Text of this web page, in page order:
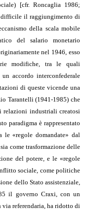
[cfr. Roncaglia 1986;
il raggiungimento di
della scala mobile
del salario monetario
nel 1946, esso
modifiche, tra le quali
accordo interconfederale
di queste vicende una
Tarantelli (1941-1985) che
relazioni industriali creatosi
paradigma è rappresentato
le «regole domandate» dal
come trasformazione delle
del potere, e le «regole
sociale, come politiche
dello Stato assistenziale,
il governo Craxi, con un
referendaria, ha ridotto di